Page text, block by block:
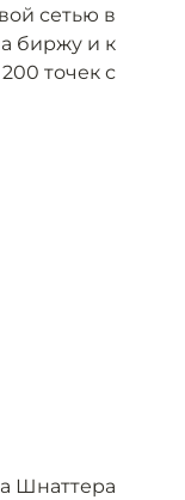
сетью в
биржу и к
точек с
Шнаттера